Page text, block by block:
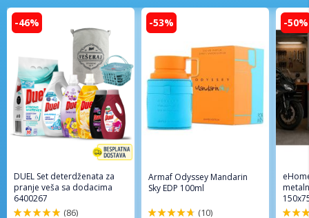
-46%
DUEL Set deterdženata za
pranje veša sa dodacima
6400267
(86)
-53%
Armaf Odyssey Mandarin
Sky EDP 100ml
(10)
-50%